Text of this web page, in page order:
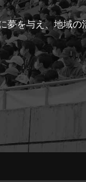
夢を与え、地域の